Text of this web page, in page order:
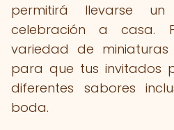
permitirá llevarse
celebración a casa.
variedad de
para que tus invitados
diferentes sabores
boda.